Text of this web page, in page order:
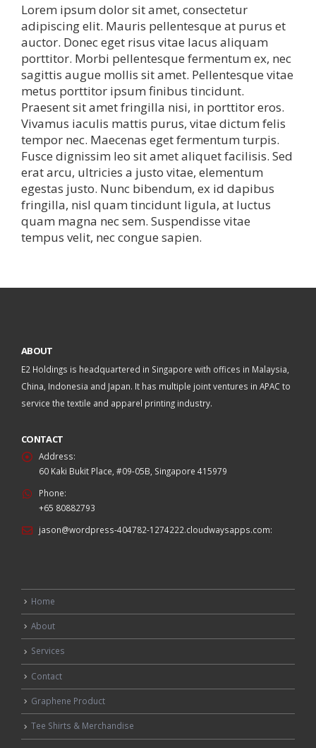
Lorem ipsum dolor sit amet, consectetur
adipiscing elit. Mauris pellentesque at purus et
auctor. Donec eget risus vitae lacus aliquam
porttitor. Morbi pellentesque fermentum ex, nec
sagittis augue mollis sit amet. Pellentesque vitae
metus porttitor ipsum finibus tincidunt.
Praesent sit amet fringilla nisi, in porttitor eros.
Vivamus iaculis mattis purus, vitae dictum felis
tempor nec. Maecenas eget fermentum turpis.
Fusce dignissim leo sit amet aliquet facilisis. Sed
erat arcu, ultricies a justo vitae, elementum
egestas justo. Nunc bibendum, ex id dapibus
fringilla, nisl quam tincidunt ligula, at luctus
quam magna nec sem. Suspendisse vitae
tempus velit, nec congue sapien.
ABOUT
E2 Holdings is headquartered in Singapore with offices in Malaysia,
China, Indonesia and Japan. It has multiple joint ventures in APAC to
service the textile and apparel printing industry.
CONTACT
Address:
60 Kaki Bukit Place, #09-05B, Singapore 415979
Phone:
+65 80882793
jason@wordpress-404782-1274222.cloudwaysapps.com:
Home
About
Services
Contact
Graphene Product
Tee Shirts & Merchandise